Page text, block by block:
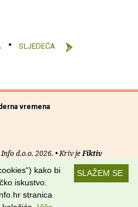
SLJEDEĆA
vremena
d.o.o. 2026. • Kriv jeFiktiv
korištenja RSS kanali
nas na:
SLAŽEM SE
kako bi
iskustvo.
stranica